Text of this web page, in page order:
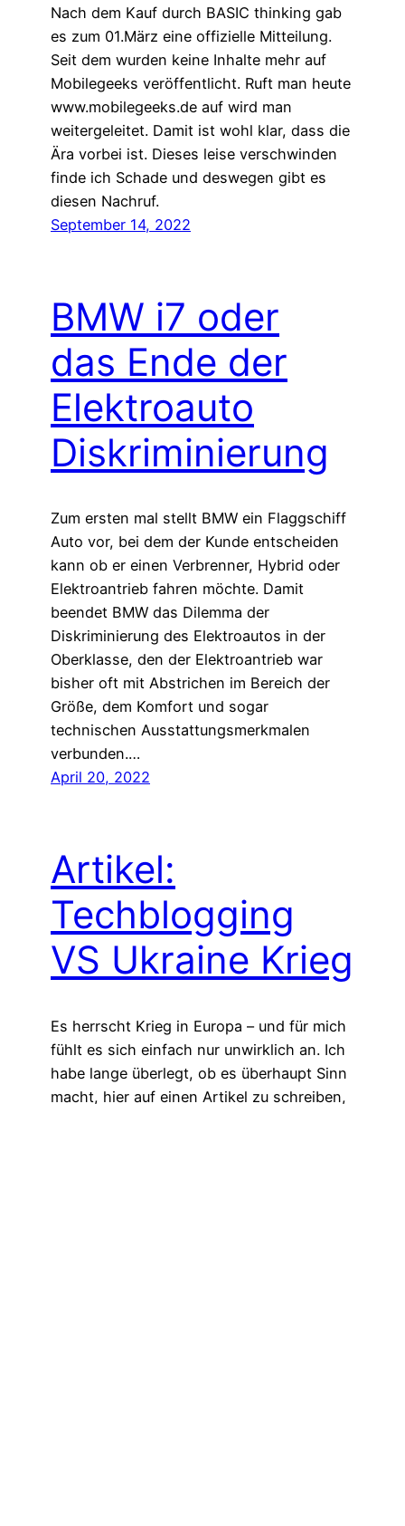
Nach dem Kauf durch BASIC thinking gab
es zum 01.März eine offizielle Mitteilung.
Seit dem wurden keine Inhalte mehr auf
Mobilegeeks veröffentlicht. Ruft man heute
www.mobilegeeks.de auf wird man
weitergeleitet. Damit ist wohl klar, dass die
Ära vorbei ist. Dieses leise verschwinden
finde ich Schade und deswegen gibt es
diesen Nachruf.
September 14, 2022
BMW i7 oder
das Ende der
Elektroauto
Diskriminierung
Zum ersten mal stellt BMW ein Flaggschiff
Auto vor, bei dem der Kunde entscheiden
kann ob er einen Verbrenner, Hybrid oder
Elektroantrieb fahren möchte. Damit
beendet BMW das Dilemma der
Diskriminierung des Elektroautos in der
Oberklasse, den der Elektroantrieb war
bisher oft mit Abstrichen im Bereich der
Größe, dem Komfort und sogar
technischen Ausstattungsmerkmalen
verbunden.…
April 20, 2022
Artikel:
Techblogging
VS Ukraine Krieg
Es herrscht Krieg in Europa – und für mich
fühlt es sich einfach nur unwirklich an. Ich
habe lange überlegt, ob es überhaupt Sinn
macht, hier auf einen Artikel zu schreiben,